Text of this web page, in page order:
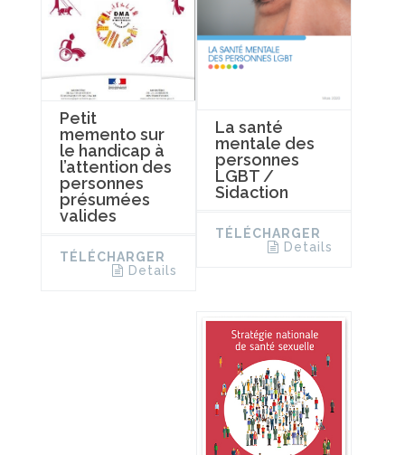
Petit
memento sur
le handicap à
l’attention des
personnes
présumées
valides
TÉLÉCHARGER
Details
La santé
mentale des
personnes
LGBT /
Sidaction
TÉLÉCHARGER
Details